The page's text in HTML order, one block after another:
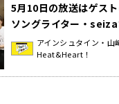
5月10日の放送はゲス
ソングライター・
場！２１回目の公開録
催決定！＆ イベント観
アインシュタイン・山
Heat&Heart！